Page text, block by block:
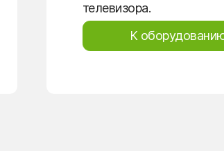
телевизора.
К